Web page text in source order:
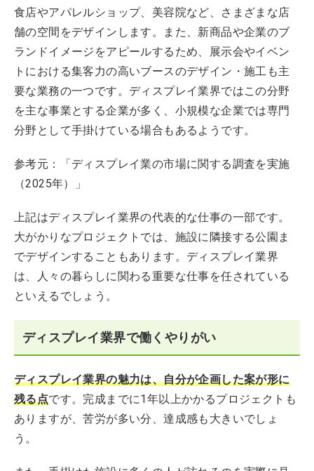
食店やアパレルショップ、美容院など、さまざまな店
舗の空間をデザインします。また、新商品や企業のブ
ランドイメージをアピールするため、展示会やイベン
トにおける集客力の高いブースのデザイン・施工も主
要な業務の一つです。ディスプレイ業界ではこの分野
を主な事業とする企業が多く、小規模な企業では専門
分野として手掛けている場合もあるようです。
参考元：「ディスプレイ業の市場に関する調査を実施
（2025年）」
上記はディスプレイ業界の代表的な仕事の一部です。
大がかりなプロジェクトでは、施設に隣接する公園ま
でデザインすることもあります。ディスプレイ業界
は、人々の暮らしに関わる重要な仕事を任されている
といえるでしょう。
ディスプレイ業界で働くやりがい
ディスプレイ業界の魅力は、自分が企画した案が形に
残る点です。完成までに1年以上かかるプロジェクトも
ありますが、苦労が多い分、達成感も大きいでしょ
う。